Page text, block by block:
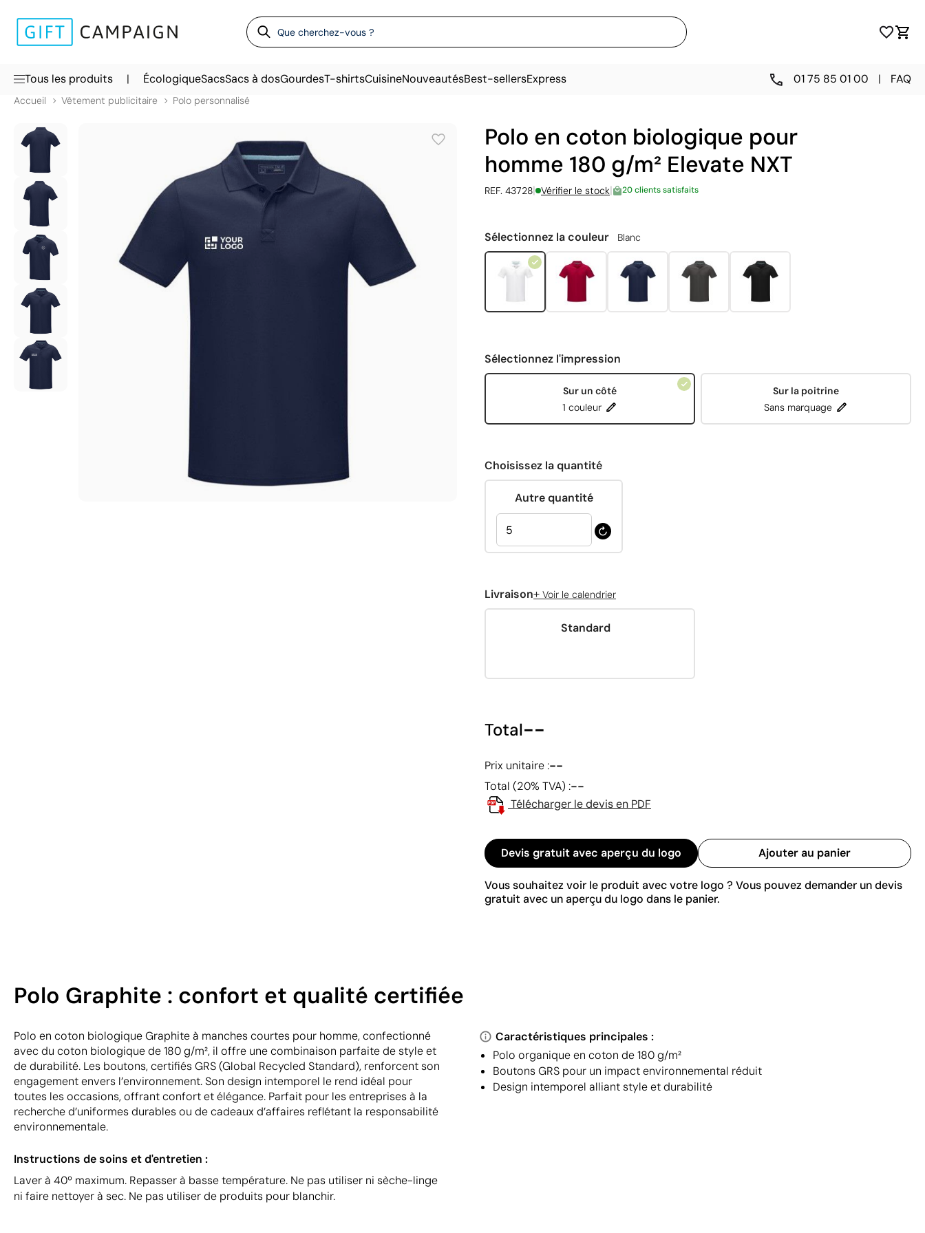
Tous les produits | ÉcologiqueSacsSacs à dosGourdesT-shirtsCuisineNouveautésBest-sellersExpress 01 75 85 01 00 | FAQ
Accueil Vêtement publicitaire Polo personnalisé
Polo en coton biologique pour
homme 180 g/m² Elevate NXT
REF. 43728| Vérifier le stock| 20 clients satisfaits
Sélectionnez la couleur Blanc
Sélectionnez l'impression
Sur un côté
1 couleur
Sur la poitrine
Sans marquage
Choisissez la quantité
Autre quantité
Livraison+ Voir le calendrier
Standard
Total--
Prix unitaire :--
Total (20% TVA) :--
Télécharger le devis en PDF
Devis gratuit avec aperçu du logo Ajouter au panier
Vous souhaitez voir le produit avec votre logo ? Vous pouvez demander un devis
gratuit avec un aperçu du logo dans le panier.
Polo Graphite : confort et qualité certifiée
Polo en coton biologique Graphite à manches courtes pour homme, confectionné
avec du coton biologique de 180 g/m², il offre une combinaison parfaite de style et
de durabilité. Les boutons, certifiés GRS (Global Recycled Standard), renforcent son
engagement envers l’environnement. Son design intemporel le rend idéal pour
toutes les occasions, offrant confort et élégance. Parfait pour les entreprises à la
recherche d’uniformes durables ou de cadeaux d’affaires reflétant la responsabilité
environnementale.
Instructions de soins et d'entretien :
Laver à 40º maximum. Repasser à basse température. Ne pas utiliser ni sèche-linge
ni faire nettoyer à sec. Ne pas utiliser de produits pour blanchir.
Caractéristiques principales :
Polo organique en coton de 180 g/m²
Boutons GRS pour un impact environnemental réduit
Design intemporel alliant style et durabilité